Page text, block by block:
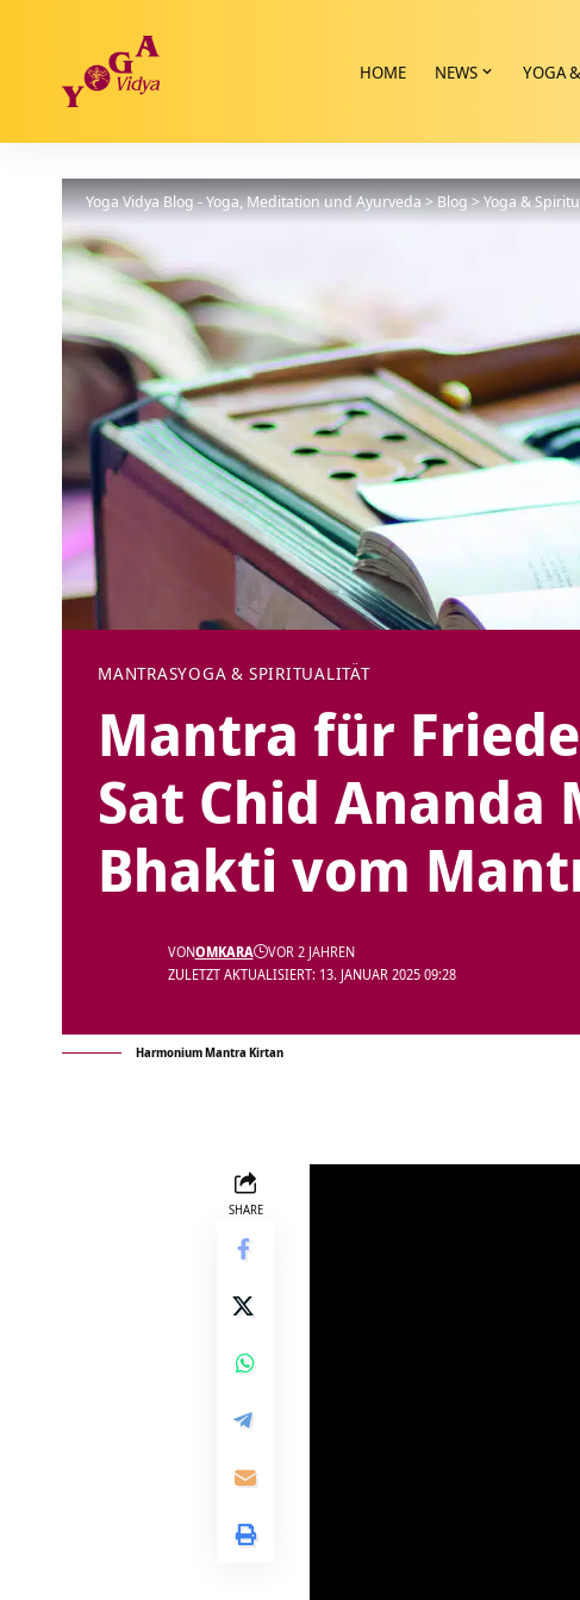
HOME NEWS YOGA
Yoga Vidya Blog - Yoga, Meditation und Ayurveda>Blog>Yoga &
MANTRASYOGA & SPIRITUALITÄT
Mantra für
Sat Chid
Bhakti vom
ZULETZT AKTUALISIERT: 13. JANUAR 2025 09:28
VONOMKARA VOR 2 JAHREN
Harmonium Mantra Kirtan
SHARE